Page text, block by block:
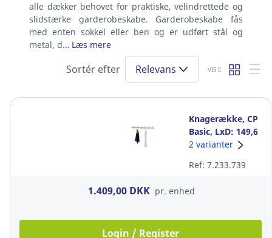
alle dækker behovet for praktiske, velindrettede og
slidstærke garderobeskabe. Garderobeskabe fås
med enten sokkel eller ben og er udført stål og
metal, d… Læs mere
Sortér efter Relevans VIS I:
Knagerække, CP
Basic, LxD: 149,6
x 6,8 cm,
knager
2 varianter
Ref: 7.233.739
1.409,00 DKK pr. enhed
Login / Register